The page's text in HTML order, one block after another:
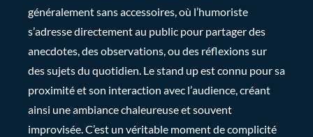
généralement sans accessoires, où l’humoriste
s’adresse directement au public pour partager des
anecdotes, des observations, ou des réflexions sur
des sujets du quotidien. Le stand up est connu pour sa
proximité et son interaction avec l’audience, créant
ainsi une ambiance chaleureuse et souvent
improvisée. C’est un véritable moment de complicité